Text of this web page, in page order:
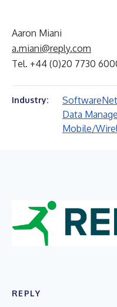
Aaron Miani
a.miani@reply.com
Tel. +44 (0)20 7730
Industry: Software
Data
Mobile/
REPLY